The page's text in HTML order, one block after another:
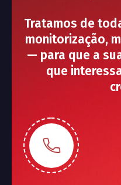
Tratamos de
monitorização,
— para que a
que